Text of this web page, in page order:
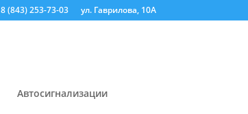
8 (843) 253-73-03 ул. Гаврилова, 10А
Автосигнализации